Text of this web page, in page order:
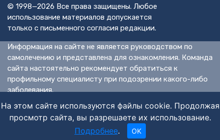
© 1998—2026 Все права защищены. Любое
использование материалов допускается
только с письменного согласия редакции.
Информация на сайте не является руководством по
самолечению и представлена для ознакомления. Команда
сайта настоятельно рекомендует обратиться к
профильному специалисту при подозрении какого-либо
заболевания.
ИМЕЮТСЯ ПРОТИВОПОКАЗАНИЯ. НЕОБХОДИМА
КОНСУЛЬТАЦИЯ СПЕЦИАЛИСТА.
На этом сайте используются файлы cookie. Продолжая
просмотр сайта, вы разрешаете их использование.
Подробнее. OK